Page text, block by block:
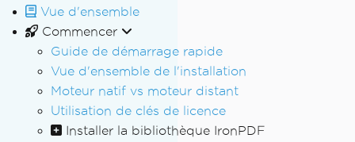
Vue d'ensemble
Commencer
Guide de démarrage rapide
Vue d'ensemble de l'installation
Moteur natif vs moteur distant
Utilisation de clés de licence
Installer la bibliothèque IronPDF